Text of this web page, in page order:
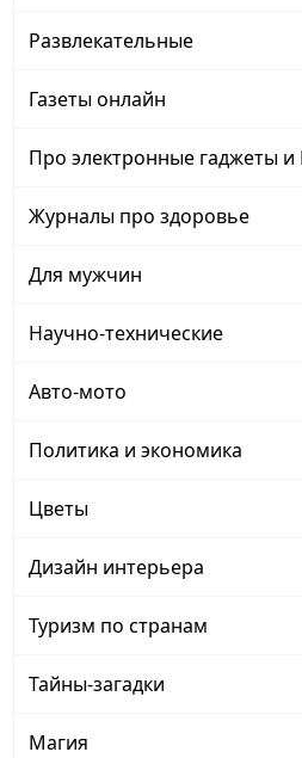
Развлекательные
Газеты онлайн
Про электронные гаджеты
Журналы про здоровье
Для мужчин
Научно-технические
Авто-мото
Политика и экономика
Цветы
Дизайн интерьера
Туризм по странам
Тайны-загадки
Магия